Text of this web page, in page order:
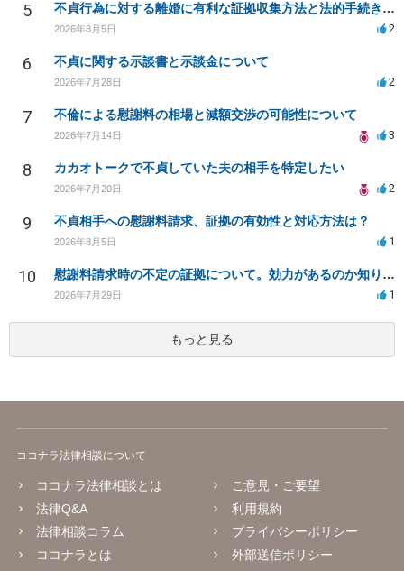
5 不貞行為に対する離婚に有利な証拠収集方法と法的手続きについて
2026年8月5日 2
6 不貞に関する示談書と示談金について
2026年7月28日 2
7 不倫による慰謝料の相場と減額交渉の可能性について
2026年7月14日 3
8 カカオトークで不貞していた夫の相手を特定したい
2026年7月20日 2
9 不貞相手への慰謝料請求、証拠の有効性と対応方法は？
2026年8月5日 1
10 慰謝料請求時の不定の証拠について。効力があるのか知りたい。
2026年7月29日 1
もっと見る
ココナラ法律相談について
ココナラ法律相談とは
法律Q&A
法律相談コラム
ココナラとは
ご意見・ご要望
利用規約
プライバシーポリシー
外部送信ポリシー